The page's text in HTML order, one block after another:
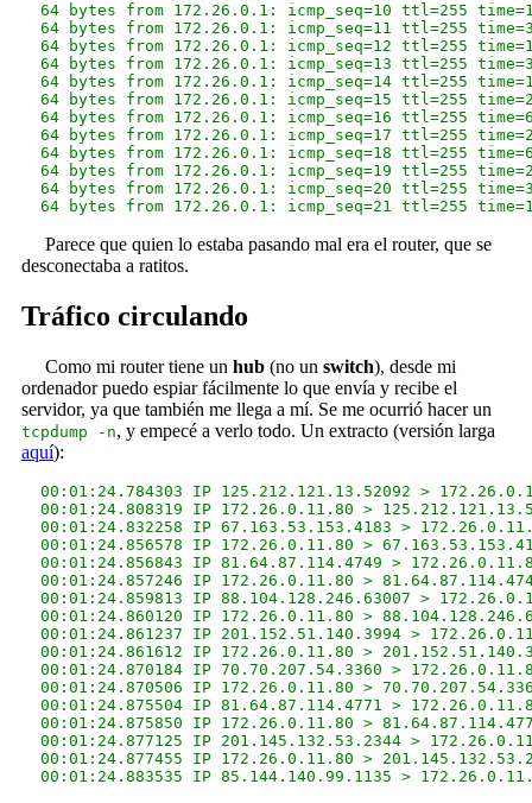
64 bytes from 172.26.0.1: icmp_seq=10 ttl=255
64 bytes from 172.26.0.1: icmp_seq=11 ttl=255
64 bytes from 172.26.0.1: icmp_seq=12 ttl=255
64 bytes from 172.26.0.1: icmp_seq=13 ttl=255
64 bytes from 172.26.0.1: icmp_seq=14 ttl=255
64 bytes from 172.26.0.1: icmp_seq=15 ttl=255
64 bytes from 172.26.0.1: icmp_seq=16 ttl=255
64 bytes from 172.26.0.1: icmp_seq=17 ttl=255
64 bytes from 172.26.0.1: icmp_seq=18 ttl=255
64 bytes from 172.26.0.1: icmp_seq=19 ttl=255
64 bytes from 172.26.0.1: icmp_seq=20 ttl=255
Parece que quien lo estaba pasando mal era el router, que se
desconectaba a ratitos.
Tráfico circulando
Como mi router tiene un hub(no un switch), desde mi
ordenador puedo espiar fácilmente lo que envía y recibe el
servidor, ya que también me llega a mí. Se me ocurrió hacer un
tcpdump -n, y empecé a verlo todo. Un extracto (versión larga
aquí):
00:01:24.784303 IP 125.212.121.13.52092 >
00:01:24.808319 IP 172.26.0.11.80 >
00:01:24.832258 IP 67.163.53.153.4183 >
00:01:24.856578 IP 172.26.0.11.80 >
00:01:24.856843 IP 81.64.87.114.4749 >
00:01:24.857246 IP 172.26.0.11.80 >
00:01:24.859813 IP 88.104.128.246.63007 >
00:01:24.860120 IP 172.26.0.11.80 >
00:01:24.861237 IP 201.152.51.140.3994 >
00:01:24.861612 IP 172.26.0.11.80 >
00:01:24.870184 IP 70.70.207.54.3360 >
00:01:24.870506 IP 172.26.0.11.80 >
00:01:24.875504 IP 81.64.87.114.4771 >
00:01:24.875850 IP 172.26.0.11.80 >
00:01:24.877125 IP 201.145.132.53.2344 >
00:01:24.877455 IP 172.26.0.11.80 >